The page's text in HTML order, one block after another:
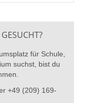
für Schule,
suchst, bist du
+49 (209) 169-